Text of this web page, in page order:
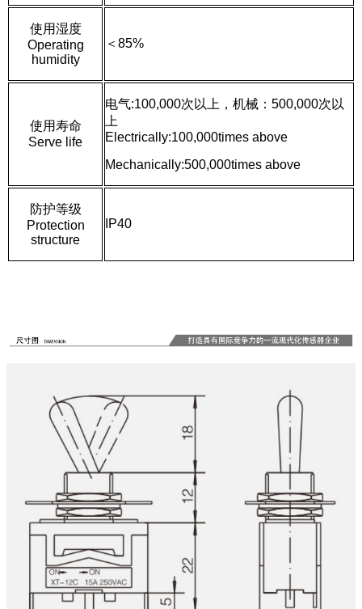
使用湿度
Operating
humidity
＜85%
使用寿命
Serve life
电气:100,000次以上，机械：500,000次以
上
Electrically:100,000times above
Mechanically:500,000times above
防护等级
Protection
structure
IP40